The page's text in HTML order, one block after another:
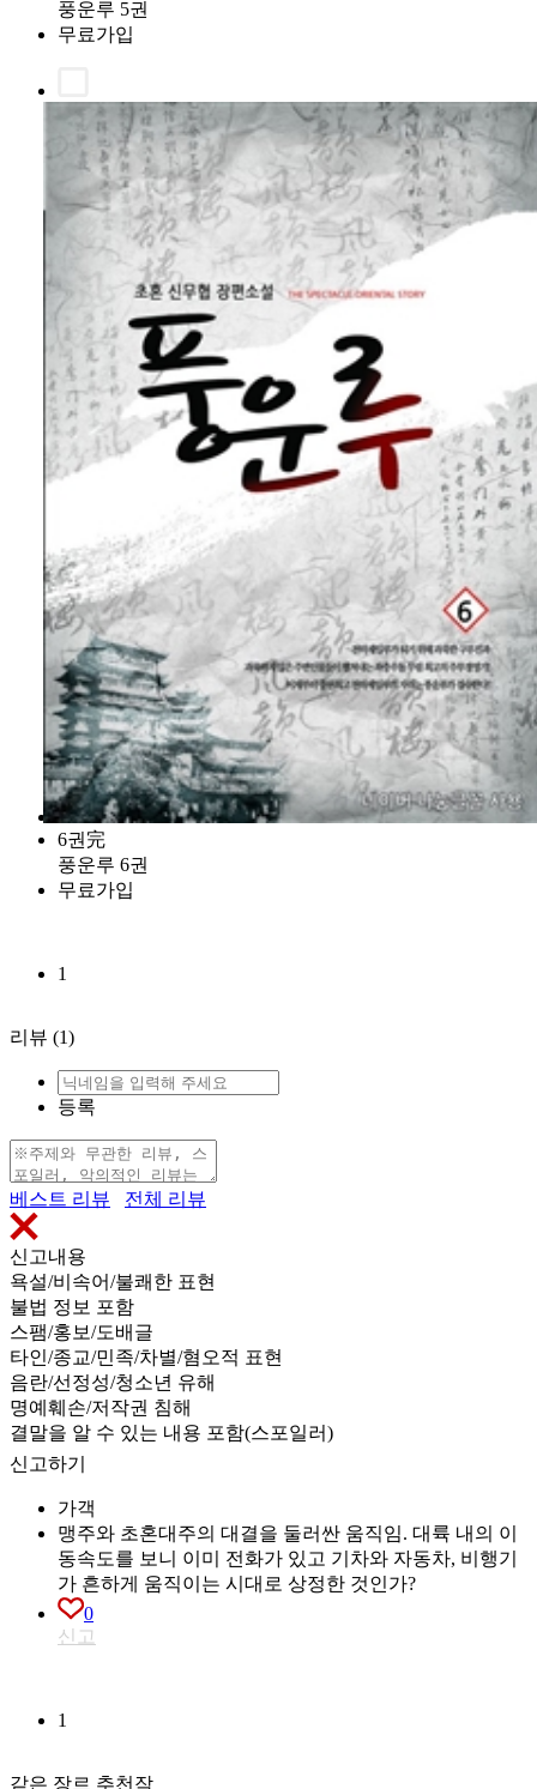
풍운루 5권
무료가입
6권完
풍운루 6권
무료가입
1
리뷰 (1)
등록
베스트 리뷰 전체 리뷰
신고내용
욕설/비속어/불쾌한 표현
불법 정보 포함
스팸/홍보/도배글
타인/종교/민족/차별/혐오적 표현
음란/선정성/청소년 유해
명예훼손/저작권 침해
결말을 알 수 있는 내용 포함(스포일러)
신고하기
가객
맹주와 초혼대주의 대결을 둘러싼 움직임. 대륙 내의 이
동속도를 보니 이미 전화가 있고 기차와 자동차, 비행기
가 흔하게 움직이는 시대로 상정한 것인가?
0
신고
1
같은 장르 추천작